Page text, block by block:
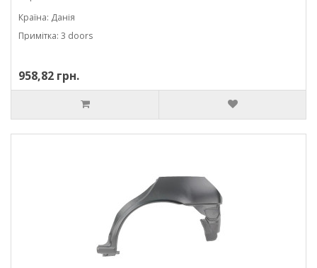
Країна: Данія
Примітка: 3 doors
958,82 грн.